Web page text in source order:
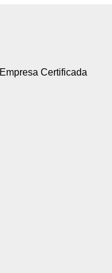
Empresa Certificada